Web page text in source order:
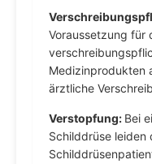
Voraussetzung für
Medizinprodukten
ärztliche
Verstopfung: Bei
Schilddrüse leiden